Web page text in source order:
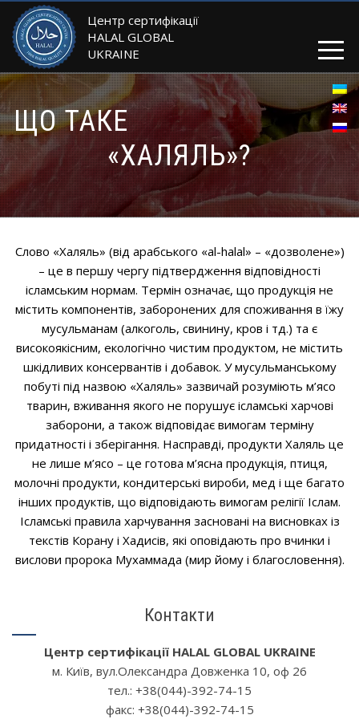
Центр сертифікації
HALAL GLOBAL
UKRAINE
ЩО ТАКЕ
«ХАЛЯЛЬ»?
Слово «Халяль» (від арабського «al-halal» – «дозволене»)
– це в першу чергу підтвердження відповідності
ісламським нормам. Термін означає, що продукція не
містить компонентів, заборонених для споживання в їжу
мусульманам (алкоголь, свинину, кров і тд.) та є
високоякісним, екологічно чистим продуктом, не містить
шкідливих консервантів і добавок. У мусульманському
побуті під назвою «Халяль» зазвичай розуміють м’ясо
тварин, вживання якого не порушує ісламські харчові
заборони, а також відповідає вимогам терміну
придатності і зберігання. Насправді, продукти Халяль це
не лише м’ясо – це готова м’ясна продукція, птиця,
молочні продукти, кондитерські вироби, мед і ще багато
інших продуктів, що відповідають вимогам релігії Іслам.
Ісламські правила харчування засновані на висновках із
текстів Корану і Хадисів, які оповідають про вчинки і
вислови пророка Мухаммада (мир йому і благословення).
Контакти
Центр сертифікації HALAL GLOBAL UKRAINE
м. Київ, вул.Олександра Довженка 10, oф 26
тел.: +38(044)-392-74-15
факс: +38(044)-392-74-15